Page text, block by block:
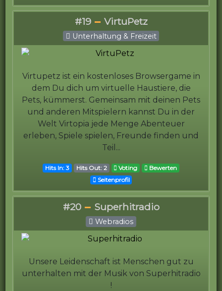
#19 VirtuPetz
Unterhaltung & Freizeit
Virtupetz ist ein kostenloses Browsergame in
dem Du dich um virtuelle Haustiere, die
Pets, kümmerst. Gemeinsam mit deinen Pets
und anderen Mitspielern kannst Du in der
Welt Virtopia jede Menge Abenteuer
erleben, Spiele spielen, Freunde finden und
Teil...
Hits In: 3 Hits Out: 2 Voting
Bewerten
Seitenprofil
#20 Superhitradio
Webradios
Unsere Leidenschaft ist Menschen gut zu
unterhalten mit der Musik von Superhitradio
!